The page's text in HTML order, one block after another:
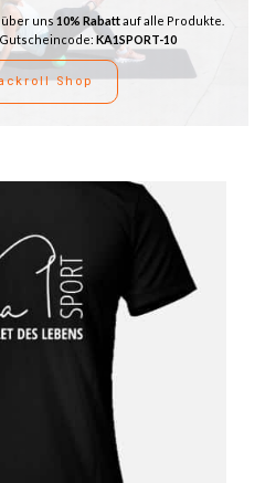
uns10% Rabattauf alle Produkte.
KA1SPORT-10
Shop